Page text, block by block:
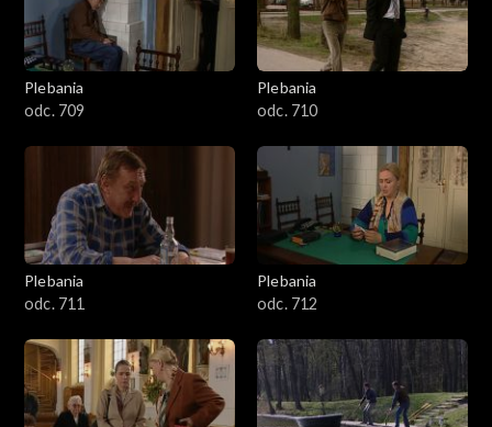
1601-1700
1701-1800
1801–1829
Odcinki specjalne
Plebania
odc. 709
Plebania
odc. 710
Plebania
odc. 711
Plebania
odc. 712